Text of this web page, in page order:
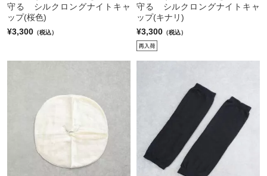
守る シルクロングナイトキャ
ップ(桜色)
¥3,300 （税込）
守る シルクロングナイトキャ
ップ(キナリ)
¥3,300 （税込）